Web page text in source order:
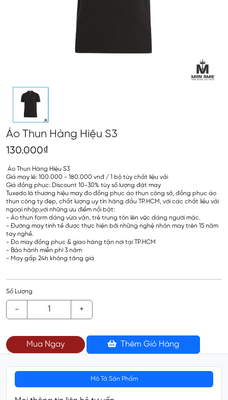
Áo Thun Hàng Hiệu S3
130.000₫
Áo Thun Hàng Hiệu S3
Giá may lẻ: 100.000 - 180.000 vnđ / 1 bộ tùy chất liệu vải
Giá đồng phục: Discount 10-30% tùy số lượng đặt may
Tuxedo là thương hiệu may đo đồng phục áo thun công sở, đồng phục áo
thun công ty đẹp, chất lượng uy tín hàng đầu TP.HCM, với các chất liệu vải
ngoại nhập,với những ưu điểm nổi bật:
- Áo thun form dáng vừa vặn, trẻ trung tôn lên vóc dáng người mặc.
- Đường may tinh tế được thực hiện bởi những nghệ nhân may trên 15 năm
tay nghề.
- Đo may đồng phục & giao hàng tận nơi tại TP.HCM
- Bảo hành miễn phí 3 năm
- May gấp 24h không tăng giá
Số Lượng
- +
Mua Ngay Thêm Giỏ Hàng
Mô Tả Sản Phẩm